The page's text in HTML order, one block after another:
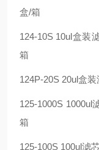
盒/箱
124-10S 10ul盒装
箱
124P-20S 20ul盒
125-1000S
箱
125-100S 100ul滤